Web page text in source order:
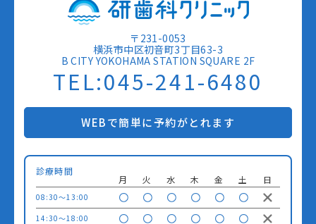
〒231-0053
横浜市中区初音町3丁目63-3
B CITY YOKOHAMA STATION SQUARE 2F
TEL:045-241-6480
WEBで簡単に予約がとれます
診療時間
月 火 水 木 金 土 日
08:30〜13:00
14:30〜18:00